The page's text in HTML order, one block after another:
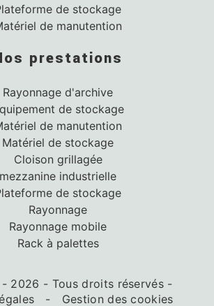
de stockage
de manutention
prestations
Rayonnage d'archive
de stockage
de manutention
Matériel de stockage
Cloison grillagée
mezzanine industrielle
de stockage
Rayonnage
Rayonnage mobile
Rack à palettes
- 2026 - Tous droits réservés -
- Gestion des cookies